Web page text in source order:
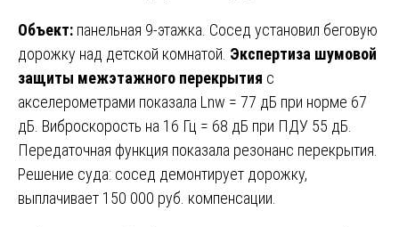
Объект: панельная 9-этажка. Сосед установил беговую
дорожку над детской комнатой. Экспертиза шумовой
защиты межэтажного перекрытия с
акселерометрами показала Lnw = 77 дБ при норме 67
дБ. Виброскорость на 16 Гц = 68 дБ при ПДУ 55 дБ.
Передаточная функция показала резонанс перекрытия.
Решение суда: сосед демонтирует дорожку,
выплачивает 150 000 руб. компенсации.